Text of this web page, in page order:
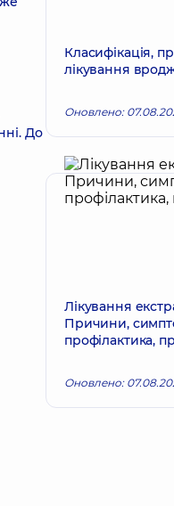
До
Класифікація,
лікування
Оновлено:
Лікування
Причини,
профілактика,
Оновлено: